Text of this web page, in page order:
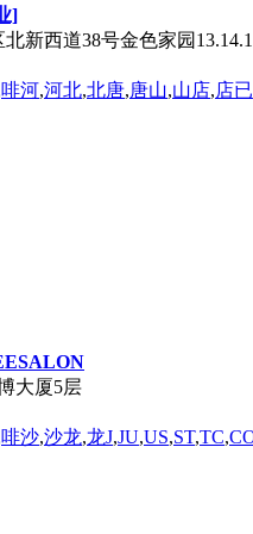
]
新西道38号金色家园
啡河,河北,北唐,唐山,山店,店已
大厦5层
啡沙,沙龙,龙J,JU,US,ST,TC,